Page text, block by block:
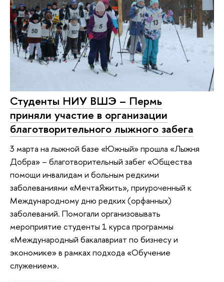
Студенты НИУ ВШЭ – Пермь
приняли участие в организации
благотворительного лыжного забега
3 марта на лыжной базе «Южный» прошла «Лыжня
Добра» – благотворительный забег «Общества
помощи инвалидам и больным редкими
заболеваниями «МечтаЯжить», приуроченный к
Международному дню редких (орфанных)
заболеваний. Помогали организовывать
мероприятие студенты 1 курса программы
«Международный бакалавриат по бизнесу и
экономике» в рамках подхода «Обучение
служением».